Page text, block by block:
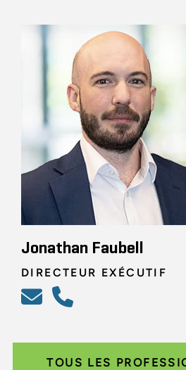
Jonathan Faubell
DIRECTEUR EXÉCUTIF
TOUS LES